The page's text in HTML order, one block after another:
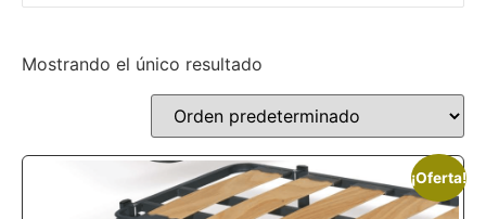
Mostrando el único resultado
¡Oferta!